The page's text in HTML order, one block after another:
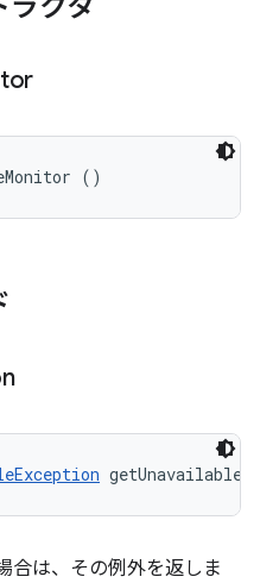
ラクタ
()
合は、その例外を返しま